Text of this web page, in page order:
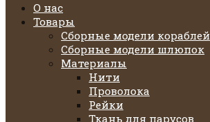
О нас
Товары
Сборные модели кораблей
Сборные модели шлюпок
Материалы
Нити
Проволока
Рейки
Ткань для парусов